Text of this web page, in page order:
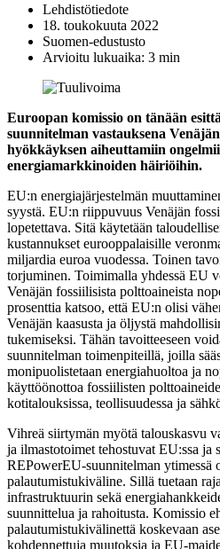
Lehdistötiedote
18. toukokuuta 2022
Suomen-edustusto
Arvioitu lukuaika: 3 min
Euroopan komissio on tänään
suunnitelman vastauksena
hyökkäyksen aiheuttamiin
energiamarkkinoiden häiriöihin.
EU:n energiajärjestelmän
syystä. EU:n riippuvuus Venäjän
lopetettava. Sitä käytetään
kustannukset eurooppalaisille
miljardia euroa vuodessa. Toinen
torjuminen. Toimimalla yhdessä EU
Venäjän fossiilisista polttoaineista
prosenttia katsoo, että EU:n olisi
Venäjän kaasusta ja öljystä
tukemiseksi. Tähän tavoitteeseen
suunnitelman toimenpiteillä, joilla
monipuolistetaan energiahuoltoa ja
käyttöönottoa fossiilisten
kotitalouksissa, teollisuudessa ja
Vihreä siirtymän myötä talouskasvu
ja ilmastotoimet tehostuvat EU:ssa ja
REPowerEU-suunnitelman ytimessä
palautumistukiväline. Sillä tuetaan
infrastruktuurin sekä
suunnittelua ja rahoitusta. Komissio
palautumistukivälinettä koskevaan
kohdennettuja muutoksia ja EU-